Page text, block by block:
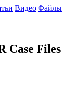
Видео Файлы
Case Files